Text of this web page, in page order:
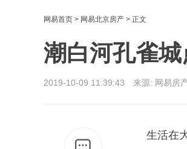
网易首页 > 网易北京房产 > 正文
潮白河孔雀
2019-10-09 11:39:43 来源: 网易房
生活在